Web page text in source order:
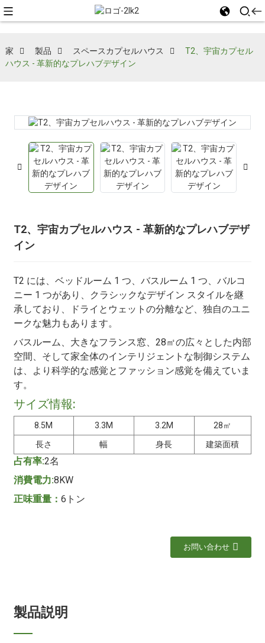
家 製品 スペースカプセルハウス
T2、宇宙カプセル
ハウス - 革新的なプレハブデザイン
T2、宇宙カプセルハウス - 革新的なプレハブデザ
イン
T2 には、ベッドルーム 1 つ、バスルーム 1 つ、バルコ
ニー 1 つがあり、クラシックなデザイン スタイルを継
承しており、ドライとウェットの分離など、独自のユニ
ークな魅力もあります。
バスルーム、大きなフランス窓、28㎡の広々とした内部
空間、そして家全体のインテリジェントな制御システム
は、より科学的な感覚とファッション感覚を備えていま
す。
サイズ情報:
8.5M 3.3M 3.2M
28㎡
長さ
幅 身長 建築面積
占有率:2名
消費電力:8KW
正味重量： 6トン
お問い合わせ
製品説明